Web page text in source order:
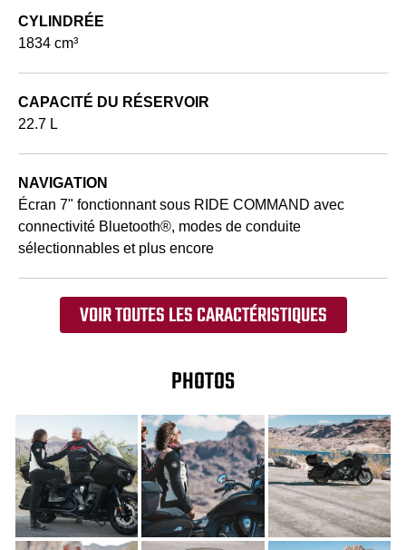
CYLINDRÉE
1834 cm³
CAPACITÉ DU RÉSERVOIR
22.7 L
NAVIGATION
Écran 7" fonctionnant sous RIDE COMMAND avec
connectivité Bluetooth®, modes de conduite
sélectionnables et plus encore
VOIR TOUTES LES CARACTÉRISTIQUES
PHOTOS